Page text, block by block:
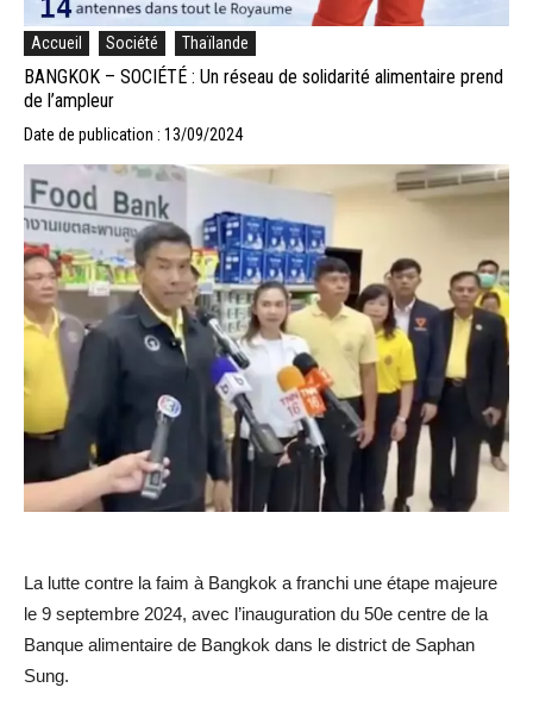
Accueil Société Thaïlande
BANGKOK – SOCIÉTÉ : Un réseau de solidarité alimentaire prend
de l’ampleur
Date de publication : 13/09/2024
La lutte contre la faim à Bangkok a franchi une étape majeure
le 9 septembre 2024, avec l’inauguration du 50e centre de la
Banque alimentaire de Bangkok dans le district de Saphan
Sung.